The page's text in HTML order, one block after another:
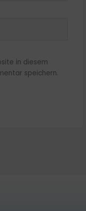
in diesem
speichern.